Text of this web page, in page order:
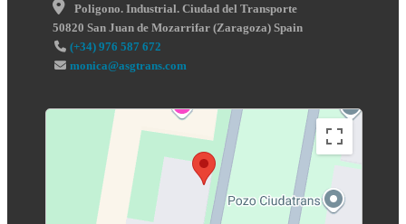
Poligono. Industrial. Ciudad del Transporte
50820 San Juan de Mozarrifar (Zaragoza) Spain
(+34) 976 587 672
monica@asgtrans.com